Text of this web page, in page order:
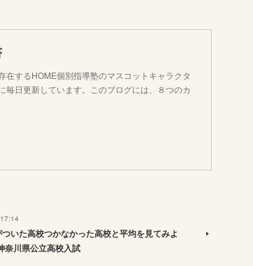
在するHOME個別指導塾のマスコットキャラクタ
毎日更新しています。このブログには、８つのカ
いた高校つかなかった高校と平均を見てみよ
奈川県公立高校入試